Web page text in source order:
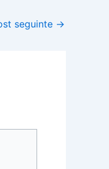
seguinte →